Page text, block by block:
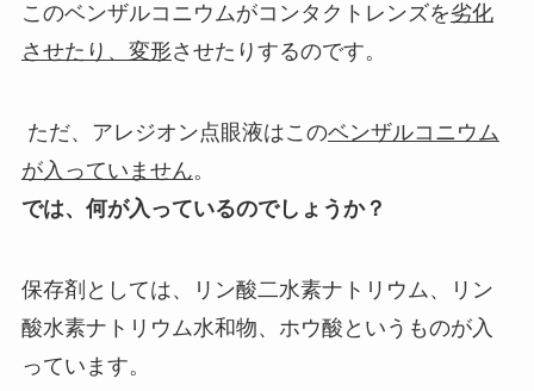
このベンザルコニウムがコンタクトレンズを劣化
させたり、変形させたりするのです。
ただ、アレジオン点眼液はこのベンザルコニウム
が入っていません。
では、何が入っているのでしょうか？
保存剤としては、リン酸二水素ナトリウム、リン
酸水素ナトリウム水和物、ホウ酸というものが入
っています。